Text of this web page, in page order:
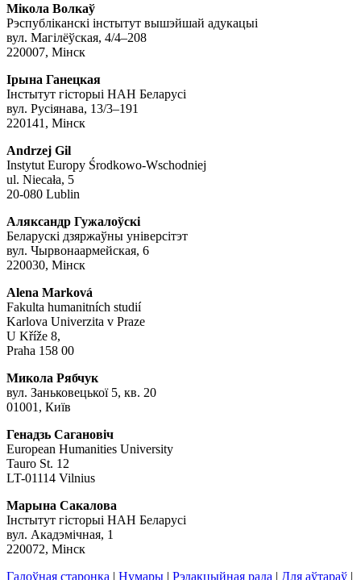
Мікола Волкаў
Рэспубліканскі інстытут вышэйшай адукацыі
вул. Магілёўская, 4/4–208
220007, Мінск
Ірына Ганецкая
Інстытут гісторыі НАН Беларусі
вул. Русіянава, 13/3–191
220141, Мінск
Andrzej Gil
Instytut Europy Środkowo-Wschodniej
ul. Niecała, 5
20-080 Lublin
Аляксандр Гужалоўскі
Беларускі дзяржаўны універсітэт
вул. Чырвонаармейская, 6
220030, Мінск
Alena Marková
Fakulta humanitních studií
Karlova Univerzita v Praze
U Kříže 8,
Praha 158 00
Микола Рябчук
вул. Заньковецької 5, кв. 20
01001, Київ
Генадзь Сагановіч
European Humanities University
Tauro St. 12
LT-01114 Vilnius
Марына Сакалова
Інстытут гісторыі НАН Беларусі
вул. Акадэмічная, 1
220072, Мінск
Галоўная старонка | Нумары | Рэдакцыйная рада | Для аўтараў |